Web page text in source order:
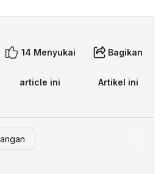
14 Menyukai
article ini
Bagikan
Artikel ini